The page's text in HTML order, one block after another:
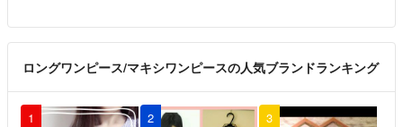
ロングワンピース/マキシワンピースの人気ブランドランキング
1 2 3